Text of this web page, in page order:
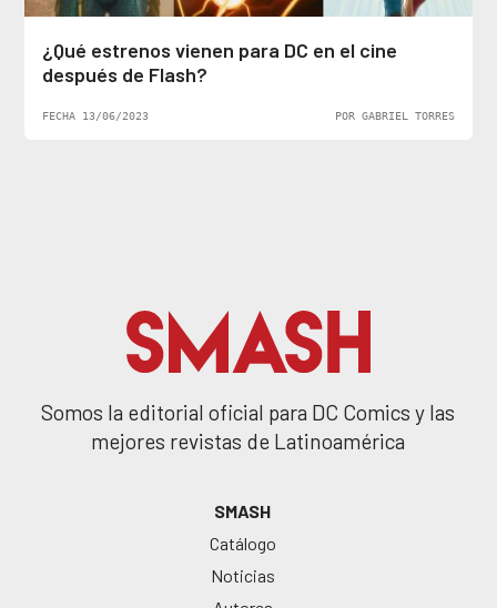
¿Qué estrenos vienen para DC en el cine
después de Flash?
FECHA 13/06/2023 POR GABRIEL TORRES
Somos la editorial oficial para DC Comics y las
mejores revistas de Latinoamérica
SMASH
Catálogo
Noticias